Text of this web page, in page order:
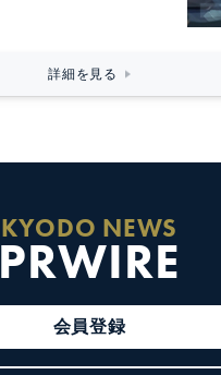
詳細を見る
KYODO NEWS
PRWIRE
会員登録